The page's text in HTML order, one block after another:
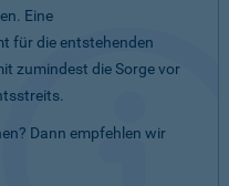
Eine
für die entstehenden
zumindest die Sorge vor
Dann empfehlen wir